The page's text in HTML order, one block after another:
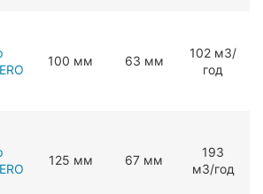
100 мм 63 мм
102 мЗ/
год
125 мм 67 мм
193
мЗ/год